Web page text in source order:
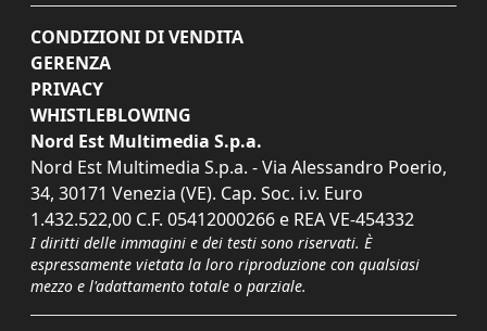
CONDIZIONI DI VENDITA
GERENZA
PRIVACY
WHISTLEBLOWING
Nord Est Multimedia S.p.a.
Nord Est Multimedia S.p.a. - Via Alessandro Poerio,
34, 30171 Venezia (VE). Cap. Soc. i.v. Euro
1.432.522,00 C.F. 05412000266 e REA VE-454332
I diritti delle immagini e dei testi sono riservati. È
espressamente vietata la loro riproduzione con qualsiasi
mezzo e l'adattamento totale o parziale.